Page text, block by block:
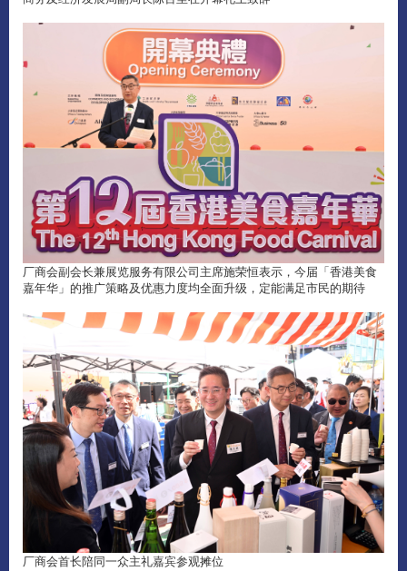
厂商会副会长兼展览服务有限公司主席施荣恒表示，今届「香港美食
嘉年华」的推广策略及优惠力度均全面升级，定能满足市民的期待
厂商会首长陪同一众主礼嘉宾参观摊位